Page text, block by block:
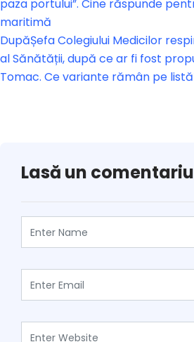
paza portului”. Cine răspunde
maritimă
DupăȘefa Colegiului Medicilor
al Sănătății, după ce ar fi fost
Tomac. Ce variante rămân pe listă
Lasă un comentariu